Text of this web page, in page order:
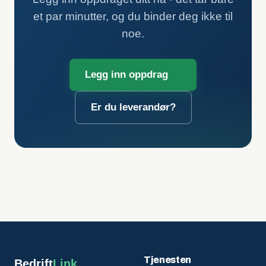
et par minutter, og du binder deg ikke til
noe.
Legg inn oppdrag
Er du leverandør?
Tjenesten